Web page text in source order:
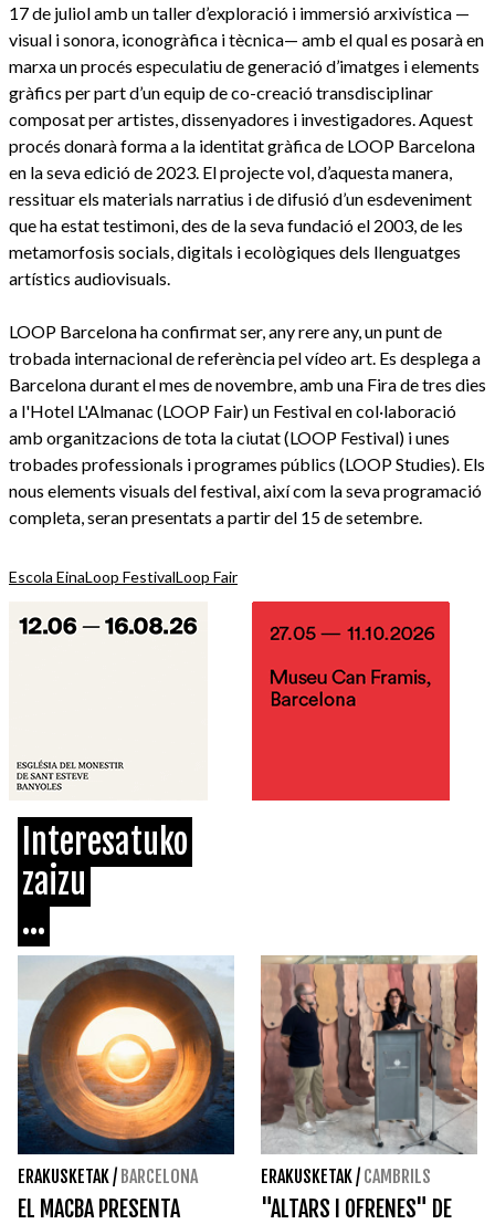
17 de juliol amb un taller d’exploració i immersió arxivística —
visual i sonora, iconogràfica i tècnica— amb el qual es posarà en
marxa un procés especulatiu de generació d’imatges i elements
gràfics per part d’un equip de co-creació transdisciplinar
composat per artistes, dissenyadores i investigadores. Aquest
procés donarà forma a la identitat gràfica de LOOP Barcelona
en la seva edició de 2023. El projecte vol, d’aquesta manera,
ressituar els materials narratius i de difusió d’un esdeveniment
que ha estat testimoni, des de la seva fundació el 2003, de les
metamorfosis socials, digitals i ecològiques dels llenguatges
artístics audiovisuals.
LOOP Barcelona ha confirmat ser, any rere any, un punt de
trobada internacional de referència pel vídeo art. Es desplega a
Barcelona durant el mes de novembre, amb una Fira de tres dies
a l'Hotel L'Almanac (LOOP Fair) un Festival en col·laboració
amb organitzacions de tota la ciutat (LOOP Festival) i unes
trobades professionals i programes públics (LOOP Studies). Els
nous elements visuals del festival, així com la seva programació
completa, seran presentats a partir del 15 de setembre.
Escola EinaLoop FestivalLoop Fair
Interesatuko
zaizu
...
ERAKUSKETAK/ BARCELONA
EL MACBA PRESENTA
ERAKUSKETAK/ CAMBRILS
"ALTARS I OFRENES" DE